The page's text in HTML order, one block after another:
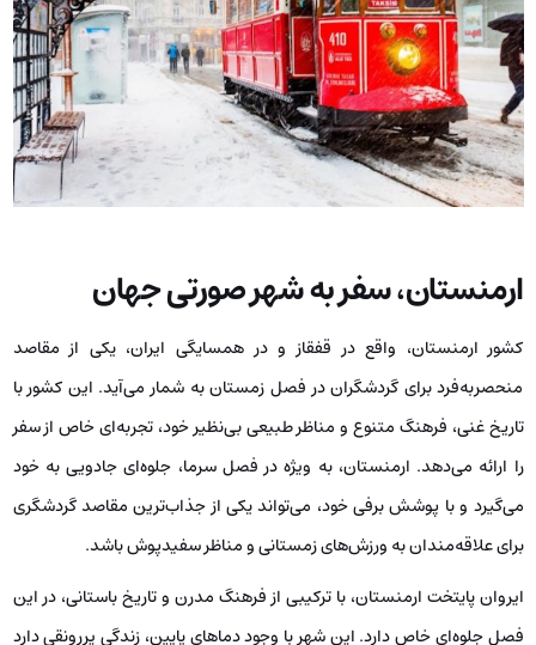
ارمنستان، سفر به شهر صورتی جهان
کشور ارمنستان، واقع در قفقاز و در همسایگی ایران، یکی از مقاصد
منحصربه‌فرد برای گردشگران در فصل زمستان به شمار می‌آید. این کشور با
تاریخ غنی، فرهنگ متنوع و مناظر طبیعی بی‌نظیر خود، تجربه‌ای خاص از سفر
را ارائه می‌دهد. ارمنستان، به ویژه در فصل سرما، جلوه‌ای جادویی به خود
می‌گیرد و با پوشش برفی خود، می‌تواند یکی از جذاب‌ترین مقاصد گردشگری
برای علاقه‌مندان به ورزش‌های زمستانی و مناظر سفیدپوش باشد.
ایروان پایتخت ارمنستان، با ترکیبی از فرهنگ مدرن و تاریخ باستانی، در این
فصل جلوه‌ای خاص دارد. این شهر با وجود دماهای پایین، زندگی پررونقی دارد